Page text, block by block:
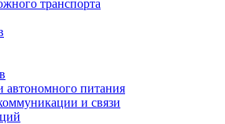
транспорта
автономного питания
и связи